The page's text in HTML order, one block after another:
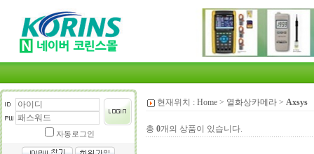
자동로그인
현재위치 : Home > 열화상카메라 > Axsys
총 0개의 상품이 있습니다.